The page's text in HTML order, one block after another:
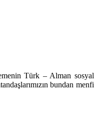
Türk – Alman sosyal
bundan menfi